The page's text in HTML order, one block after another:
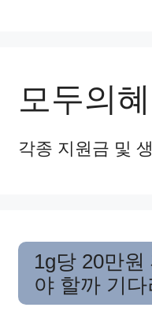
모두의
각종 지원금 및
1g당 20만
야 할까 기다